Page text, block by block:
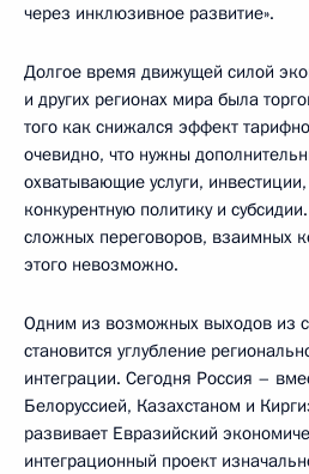
через инклюзивное развитие».
Долгое время движущей силой
и других регионах мира была
того как снижался эффект
очевидно, что нужны
охватывающие услуги,
конкурентную политику и
сложных переговоров, взаимных
этого невозможно.
Одним из возможных выходов из
становится углубление
интеграции. Сегодня Россия –
Белоруссией, Казахстаном и
развивает Евразийский
интеграционный проект